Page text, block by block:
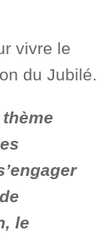
vivre le
du Jubilé.
le